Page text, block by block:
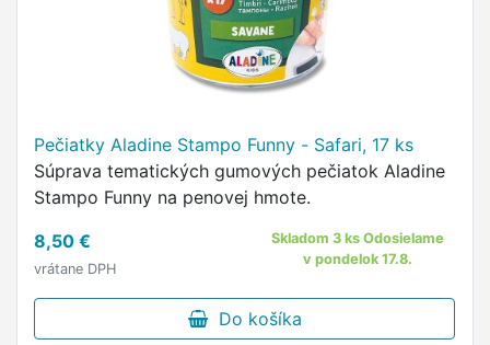
Pečiatky Aladine Stampo Funny - Safari, 17 ks
Súprava tematických gumových pečiatok Aladine
Stampo Funny na penovej hmote.
8,50 €
vrátane DPH
Skladom 3 ks Odosielame
v pondelok 17.8.
Do košíka